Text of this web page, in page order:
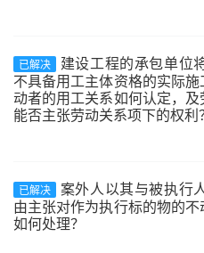
已解决
建设工程的承包单位
不具备用工主体资格的实际
动者的用工关系如何认定，
能否主张劳动关系项下的权利
已解决
案外人以其与被执行
由主张对作为执行标的物的
如何处理？